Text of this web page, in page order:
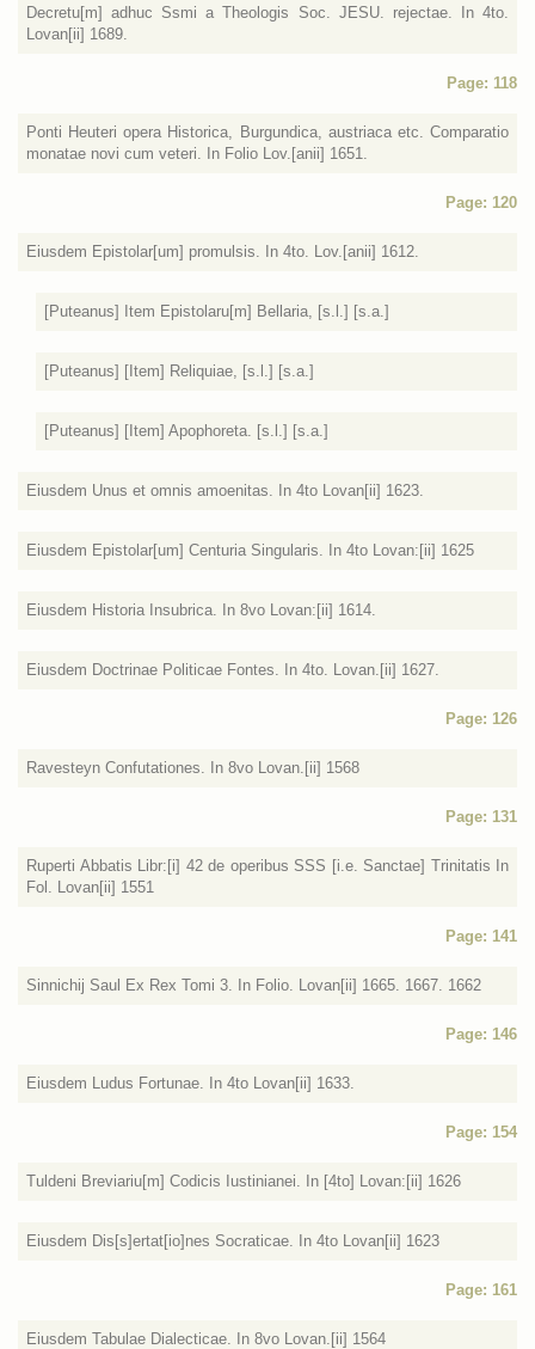
Decretu[m] adhuc Ssmi a Theologis Soc. JESU. rejectae. In 4to.
Lovan[ii] 1689.
Page: 118
Ponti Heuteri opera Historica, Burgundica, austriaca etc. Comparatio
monatae novi cum veteri. In Folio Lov.[anii] 1651.
Page: 120
Eiusdem Epistolar[um] promulsis. In 4to. Lov.[anii] 1612.
[Puteanus] Item Epistolaru[m] Bellaria, [s.l.] [s.a.]
[Puteanus] [Item] Reliquiae, [s.l.] [s.a.]
[Puteanus] [Item] Apophoreta. [s.l.] [s.a.]
Eiusdem Unus et omnis amoenitas. In 4to Lovan[ii] 1623.
Eiusdem Epistolar[um] Centuria Singularis. In 4to Lovan:[ii] 1625
Eiusdem Historia Insubrica. In 8vo Lovan:[ii] 1614.
Eiusdem Doctrinae Politicae Fontes. In 4to. Lovan.[ii] 1627.
Page: 126
Ravesteyn Confutationes. In 8vo Lovan.[ii] 1568
Page: 131
Ruperti Abbatis Libr:[i] 42 de operibus SSS [i.e. Sanctae] Trinitatis In
Fol. Lovan[ii] 1551
Page: 141
Sinnichij Saul Ex Rex Tomi 3. In Folio. Lovan[ii] 1665. 1667. 1662
Page: 146
Eiusdem Ludus Fortunae. In 4to Lovan[ii] 1633.
Page: 154
Tuldeni Breviariu[m] Codicis Iustinianei. In [4to] Lovan:[ii] 1626
Eiusdem Dis[s]ertat[io]nes Socraticae. In 4to Lovan[ii] 1623
Page: 161
Eiusdem Tabulae Dialecticae. In 8vo Lovan.[ii] 1564